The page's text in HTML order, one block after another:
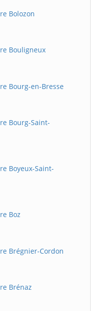
Bolozon
Bouligneux
Bourg-en-Bresse
Bourg-Saint-
Boyeux-Saint-
Boz
Brégnier-Cordon
Brénaz